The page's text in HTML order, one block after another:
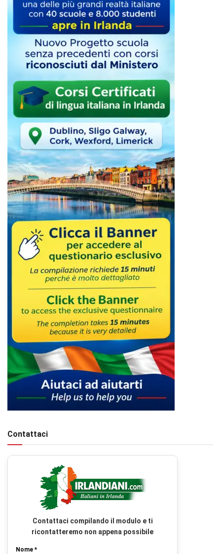
Contattaci
Contattaci compilando il modulo e ti
ricontatteremo non appena possibile
Nome *